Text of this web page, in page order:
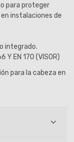
para proteger
instalaciones de
integrado.
Y EN 170 (VISOR)
para la cabeza en